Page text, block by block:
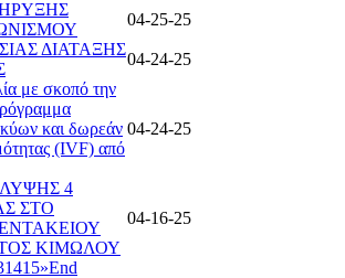
04-25-25
ΔΙΑΤΑΞΗΣ
04-24-25
με σκοπό την
και δωρεάν
(IVF) από
04-24-25
4
ΣΤΟ
ΚΙΜΩΛΟΥ
04-16-25
1415»End